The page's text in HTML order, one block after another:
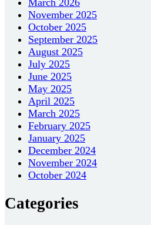
November 2025
October 2025
September 2025
August 2025
July 2025
June 2025
May 2025
April 2025
March 2025
February 2025
January 2025
December 2024
November 2024
October 2024
Categories